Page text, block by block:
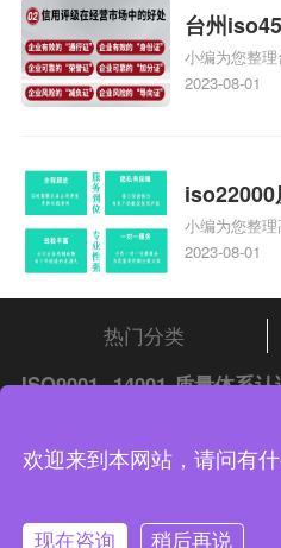
台州
台州
费
小编为您整
心哪家收费便
标准是什么相
查看下方正文！
2023-08-01
iso22000
向，质量
小编为您整
就业前景及就
和cma未来
哪些就业方
可查看下方正
2023-08-01
热门分类
ISO9001 -14001 质量体系认
中证集团体系认证 版权
渝公网安备 50010502003954
欢迎来到本网站，请问有
现在咨询 稍后再说